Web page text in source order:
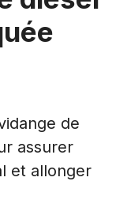
de
assurer
et allonger